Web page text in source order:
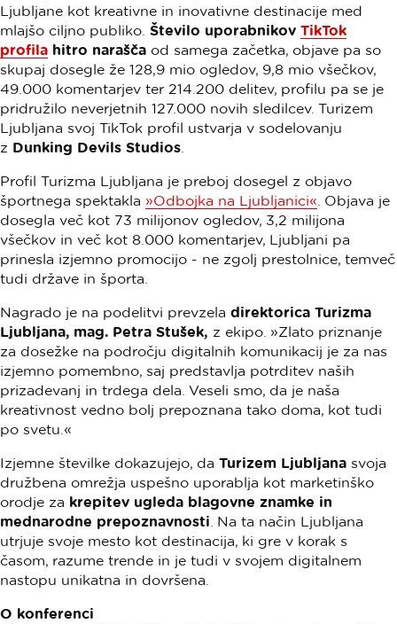
Ljubljane kot kreativne in inovativne destinacije med
mlajšo ciljno publiko. Število uporabnikov TikTok
profila hitro narašča od samega začetka, objave pa so
skupaj dosegle že 128,9 mio ogledov, 9,8 mio všečkov,
49.000 komentarjev ter 214.200 delitev, profilu pa se je
pridružilo neverjetnih 127.000 novih sledilcev. Turizem
Ljubljana svoj TikTok profil ustvarja v sodelovanju
z Dunking Devils Studios
Profil Turizma Ljubljana je preboj dosegel z objavo
športnega spektakla »Odbojka na Ljubljanici« . Objava je
dosegla več kot 73 milijonov ogledov, 3,2 milijona
všečkov in več kot 8.000 komentarjev, Ljubljani pa
prinesla izjemno promocijo - ne zgolj prestolnice, temveč
tudi države in športa.
Nagrado je na podelitvi prevzela direktorica Turizma
Ljubljana, mag. Petra Stušek, z ekipo. »Zlato priznanje
za dosežke na področju digitalnih komunikacij je za nas
izjemno pomembno, saj predstavlja potrditev naših
prizadevanj in trdega dela. Veseli smo, da je naša
kreativnost vedno bolj prepoznana tako doma, kot tudi
po svetu.«
Izjemne številke dokazujejo, da Turizem Ljubljana svoja
družbena omrežja uspešno uporablja kot marketinško
orodje za krepitev ugleda blagovne znamke in
mednarodne prepoznavnosti . Na ta način Ljubljana
utrjuje svoje mesto kot destinacija, ki gre v korak s
časom, razume trende in je tudi v svojem digitalnem
nastopu unikatna in dovršena.
O konferenci